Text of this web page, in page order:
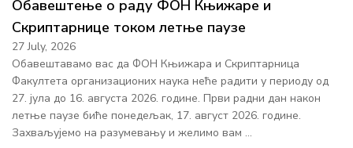
Обавештење о раду ФОН Књижаре и
Скриптарнице током летње паузе
27 July, 2026
Обавештавамо вас да ФОН Књижара и Скриптарница
Факултета организационих наука неће радити у периоду од
27. јула до 16. августа 2026. године. Први радни дан након
летње паузе биће понедељак, 17. август 2026. године.
Захваљујемо на разумевању и желимо вам …